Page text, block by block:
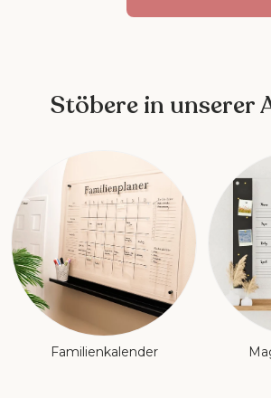
Stöbere in unserer
Familienkalender